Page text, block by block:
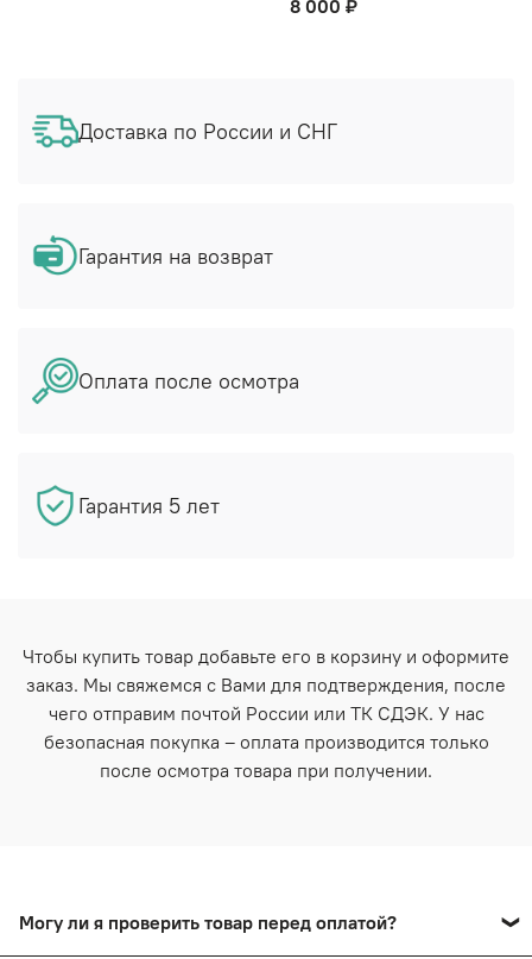
8 000 ₽
Доставка по России и СНГ
Гарантия на возврат
Оплата после осмотра
Гарантия 5 лет
Чтобы купить товар добавьте его в корзину и оформите
заказ. Мы свяжемся с Вами для подтверждения, после
чего отправим почтой России или ТК СДЭК. У нас
безопасная покупка – оплата производится только
после осмотра товара при получении.
Могу ли я проверить товар перед оплатой?